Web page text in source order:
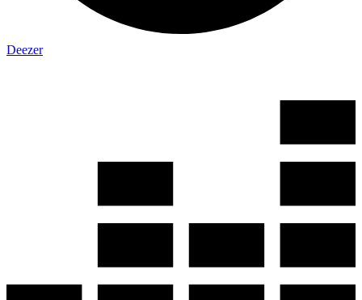
Deezer